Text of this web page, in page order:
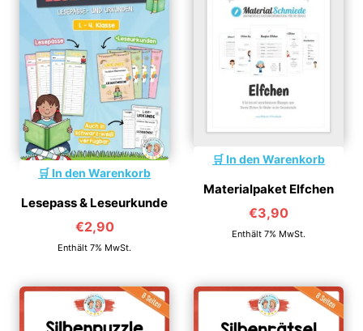
In den Warenkorb
Lesepass & Leseurkunde
€2,90
Enthält 7% MwSt.
In den Warenkorb
Materialpaket Elfchen
€3,90
Enthält 7% MwSt.